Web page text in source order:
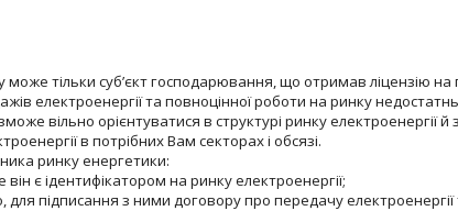
тільки суб’єкт господарювання, що отримав ліцензію на
електроенергії та повноцінної роботи на ринку
вільно орієнтуватися в структурі ринку електроенергії
в потрібних Вам секторах і обсязі.
ринку енергетики:
є ідентифікатором на ринку електроенергії;
підписання з ними договору про передачу